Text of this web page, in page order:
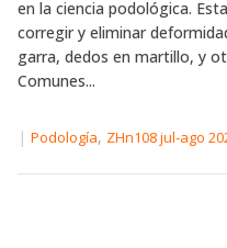
en la ciencia podológica.
corregir y eliminar
garra, dedos en martillo, y
Comunes...
| Podología, ZHn108 jul-ago